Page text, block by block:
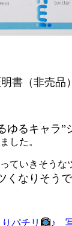
書（非売品
ゆるキャラ”
した。
ていきそうな
くなりそう
パチリ ♪